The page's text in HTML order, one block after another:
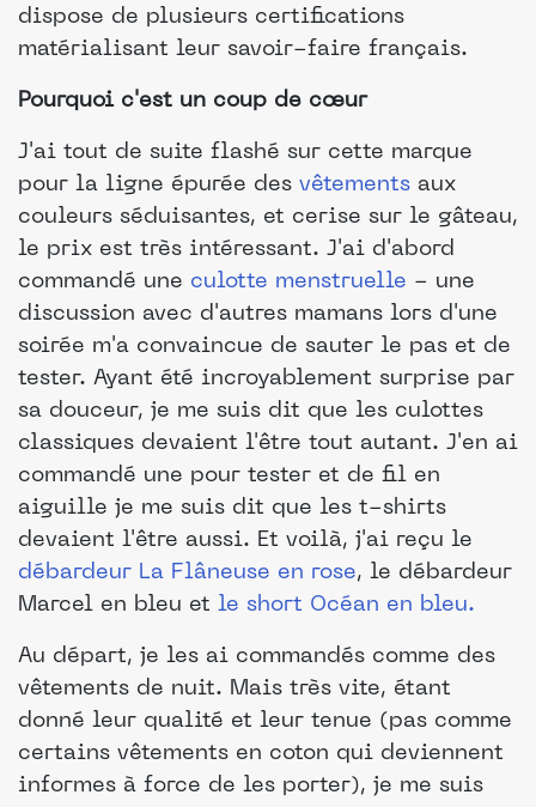
dispose de plusieurs certifications
matérialisant leur savoir-faire français.
Pourquoi c'est un coup de cœur
J'ai tout de suite flashé sur cette marque
pour la ligne épurée des vêtements aux
couleurs séduisantes, et cerise sur le gâteau,
le prix est très intéressant. J'ai d'abord
commandé une culotte menstruelle - une
discussion avec d'autres mamans lors d'une
soirée m'a convaincue de sauter le pas et de
tester. Ayant été incroyablement surprise par
sa douceur, je me suis dit que les culottes
classiques devaient l'être tout autant. J'en ai
commandé une pour tester et de fil en
aiguille je me suis dit que les t-shirts
devaient l'être aussi. Et voilà, j'ai reçu le
débardeur La Flâneuse en rose, le débardeur
Marcel en bleu et le short Océan en bleu.
Au départ, je les ai commandés comme des
vêtements de nuit. Mais très vite, étant
donné leur qualité et leur tenue (pas comme
certains vêtements en coton qui deviennent
informes à force de les porter), je me suis